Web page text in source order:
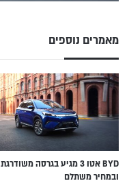
מאמרים נוספים
BYD אטו 3 מגיע בגרסה משודרגת
ובמחיר משתלם